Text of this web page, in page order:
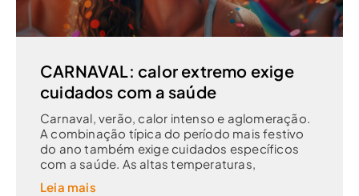
CARNAVAL: calor extremo exige
cuidados com a saúde
Carnaval, verão, calor intenso e aglomeração.
A combinação típica do período mais festivo
do ano também exige cuidados específicos
com a saúde. As altas temperaturas,
Leia mais